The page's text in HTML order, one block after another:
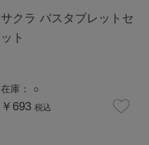
サクラ バスタブレットセ
ット
在庫： ○
￥693 税込